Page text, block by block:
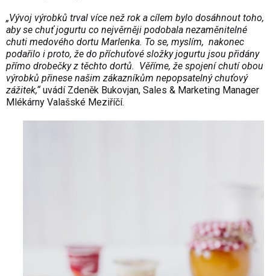
„Vývoj výrobků trval více než rok a cílem bylo dosáhnout toho,
aby se chuť jogurtu co nejvěrněji podobala nezaměnitelné
chuti medového dortu Marlenka. To se, myslím, nakonec
podařilo i proto, že do příchuťové složky jogurtu jsou přidány
přímo drobečky z těchto dortů. Věříme, že spojení chutí obou
výrobků přinese našim zákazníkům nepopsatelný chuťový
zážitek,“uvádí Zdeněk Bukovjan, Sales & Marketing Manager
Mlékárny Valašské Meziříčí.